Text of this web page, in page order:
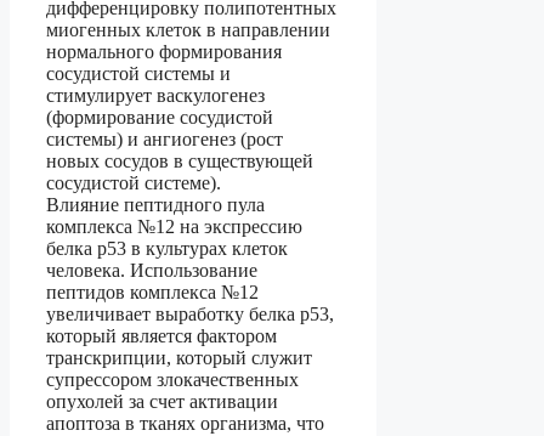
дифференцировку полипотентных
миогенных клеток в направлении
нормального формирования
сосудистой системы и
стимулирует васкулогенез
(формирование сосудистой
системы) и ангиогенез (рост
новых сосудов в существующей
сосудистой системе).
Влияние пептидного пула
комплекса №12 на экспрессию
белка р53 в культурах клеток
человека. Использование
пептидов комплекса №12
увеличивает выработку белка р53,
который является фактором
транскрипции, который служит
супрессором злокачественных
опухолей за счет активации
апоптоза в тканях организма, что